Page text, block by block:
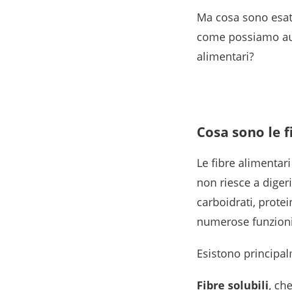
Ma cosa sono
come possiamo
alimentari?
Cosa sono le
Le fibre
non riesce a
carboidrati,
numerose
Esistono
Fibre solubili,